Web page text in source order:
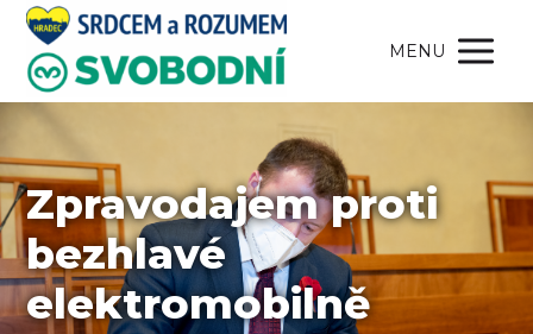
MENU
Zpravodajem proti
bezhlavé
elektromobilně